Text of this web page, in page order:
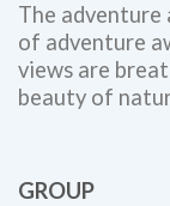
The adventure
of adventure
views are
beauty of
GROUP